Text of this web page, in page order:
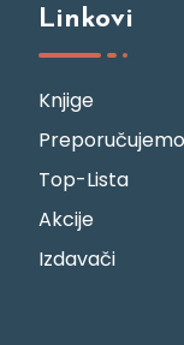
Linkovi
Knjige
Preporučujemo
Top-Lista
Akcije
Izdavači